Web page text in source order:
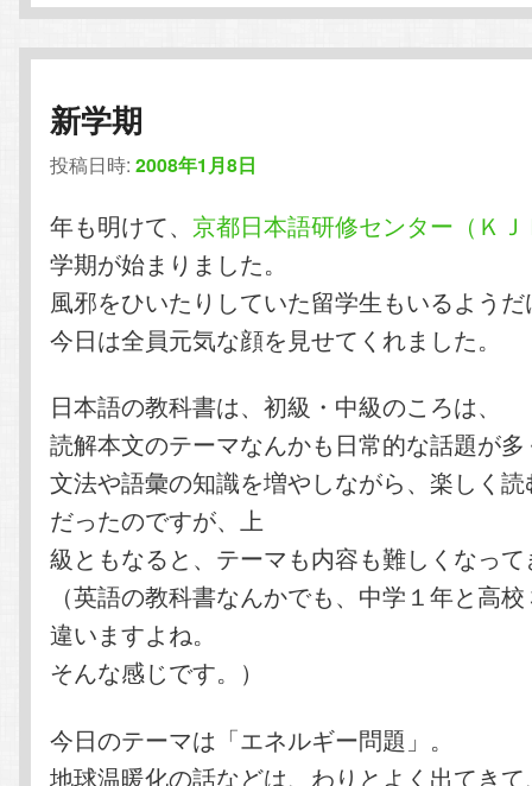
新学期
投稿日時:2008年1月8日
年も明けて、 京都日本語研修センター（Ｋ
学期が始まりました。
風邪をひいたりしていた留学生もいるよう
今日は全員元気な顔を見せてくれました。
日本語の教科書は、初級・中級のころは、
読解本文のテーマなんかも日常的な話題が多
文法や語彙の知識を増やしながら、楽しく
だったのですが、上
級ともなると、テーマも内容も難しくなっ
（英語の教科書なんかでも、中学１年と高
違いますよね。
そんな感じです。）
今日のテーマは「エネルギー問題」。
地球温暖化の話などは、わりとよく出てき